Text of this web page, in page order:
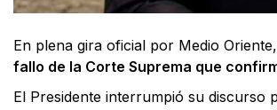
En plena gira oficial por Medio Oriente,
fallo de la Corte Suprema que
El Presidente interrumpió su discurso